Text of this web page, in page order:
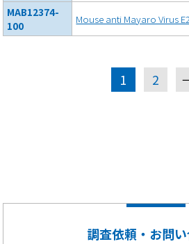
MAB12374-
100
Mouse anti Mayaro Virus
1 2
調査依頼・お問